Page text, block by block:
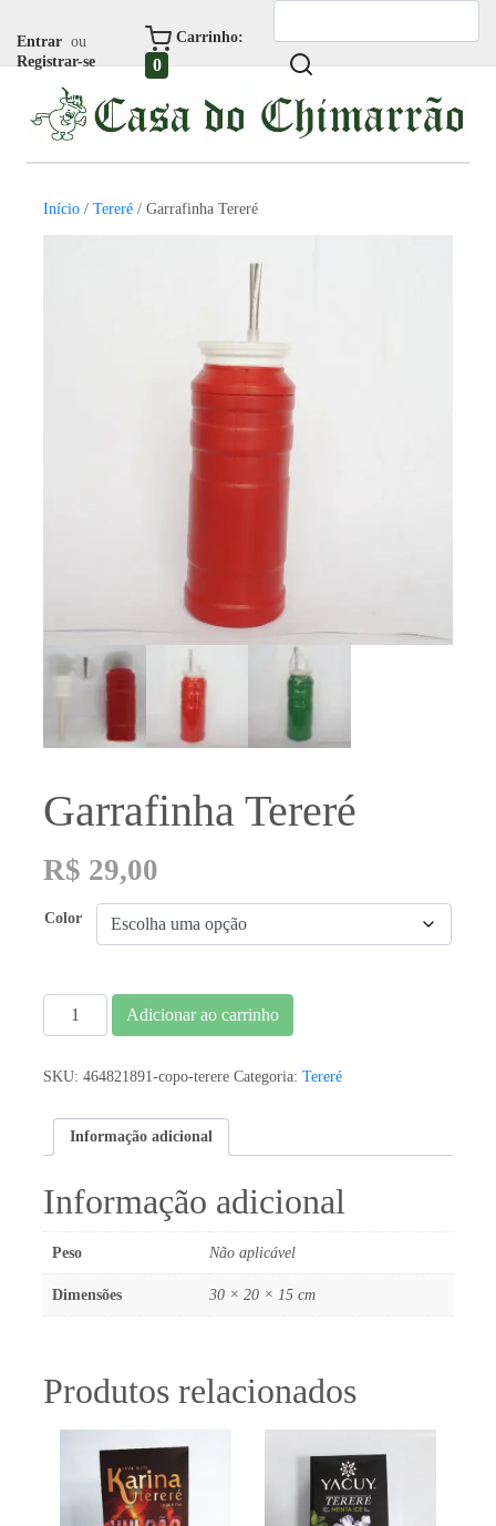
Entrar ou
Registrar-se
Carrinho:
0
Início / Tereré / Garrafinha Tereré
Garrafinha Tereré
R$ 29,00
Color
Garrafinha
Tereré
quantidade
Adicionar ao carrinho
SKU: 464821891-copo-terere Categoria: Tereré
Informação adicional
Informação adicional
Peso Não aplicável
Dimensões 30 × 20 × 15 cm
Produtos relacionados